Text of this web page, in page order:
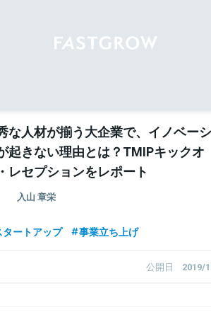
な人材が揃う大企業で、イノベー
起きない理由とは？TMIPキックオ
レセプションをレポート
入山 章栄
タートアップ 事業立ち上げ
公開日 2019/